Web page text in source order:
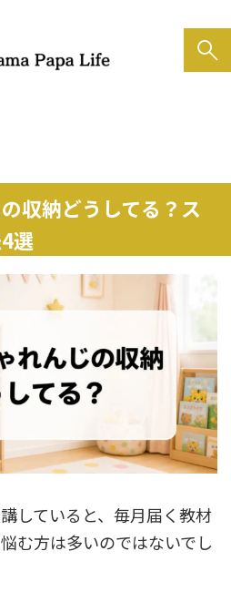
収納どうしてる？ス
選
していると、毎月届く教材
む方は多いのではないでし